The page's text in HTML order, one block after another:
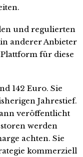
und regulierten
anderer Anbieter
für diese
142 Euro. Sie
Jahrestief.
veröffentlicht
werden
achten. Sie
kommerziell